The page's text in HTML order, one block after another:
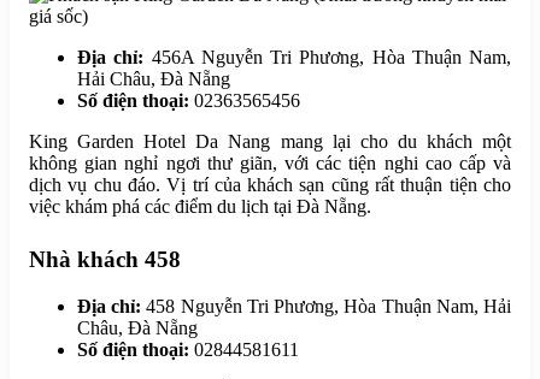
Địa chỉ: 456A Nguyễn Tri Phương, Hòa Thuận Nam,
Hải Châu, Đà Nẵng
Số điện thoại: 02363565456
King Garden Hotel Da Nang mang lại cho du khách một
không gian nghỉ ngơi thư giãn, với các tiện nghi cao cấp và
dịch vụ chu đáo. Vị trí của khách sạn cũng rất thuận tiện cho
việc khám phá các điểm du lịch tại Đà Nẵng.
Nhà khách 458
Địa chỉ: 458 Nguyễn Tri Phương, Hòa Thuận Nam, Hải
Châu, Đà Nẵng
Số điện thoại: 02844581611